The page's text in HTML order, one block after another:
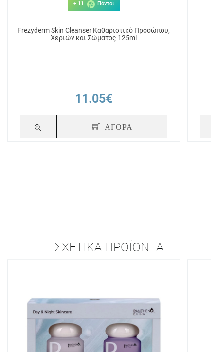
+ 11 Πόντοι
Frezyderm Skin Cleanser Καθαριστικό Προσώπου,
Χεριών και Σώματος 125ml
11.05€
ΑΓΟΡΑ
ΣΧΕΤΙΚΆ ΠΡΟΪΌΝΤΑ